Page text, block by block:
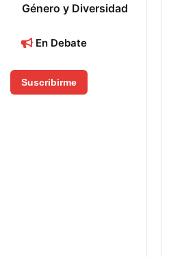
Género y Diversidad
En Debate
Suscribirme